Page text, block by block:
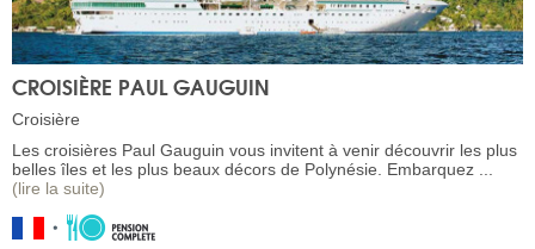
CROISIÈRE PAUL GAUGUIN
Croisière
Les croisières Paul Gauguin vous invitent à venir découvrir les plus
belles îles et les plus beaux décors de Polynésie. Embarquez ...
(lire la suite)